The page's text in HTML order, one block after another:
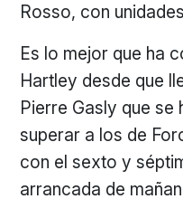
Rosso, con
Es lo mejor que ha
Hartley desde que
Pierre Gasly que se
superar a los de
con el sexto y
arrancada de